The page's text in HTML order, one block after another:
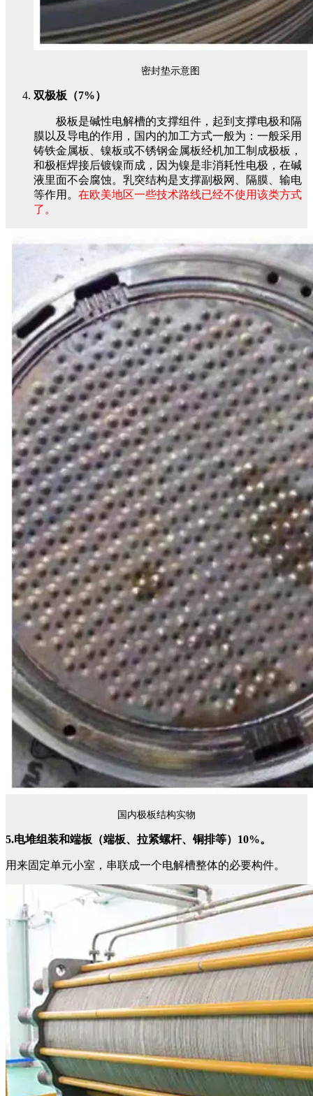
密封垫示意图
双极板（7%）
极板是碱性电解槽的支撑组件，起到支撑电极和隔
膜以及导电的作用， 国内的加工方式一般为： 一般采用
铸铁金属板、镍板或不锈钢金属板经机加工制成极板，
和极框焊接后镀镍而成，因为镍是非消耗性电极，在碱
液里面不会腐蚀。乳突结构是支撑副极网、隔膜、输电
等作用。 在欧美地区一些技术路线已经不使用该类方式
了。
国内极板结构实物
5.电堆组装和端板（端板、拉紧螺杆、铜排等）10%。
用来固定单元小室，串联成一个电解槽整体的必要构件。